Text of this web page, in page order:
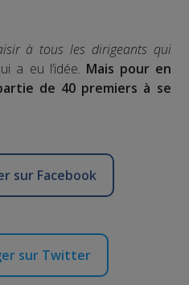
à tous les dirigeants qui
a eu l’idée. Mais pour en
de 40 premiers à se
sur Facebook
sur Twitter